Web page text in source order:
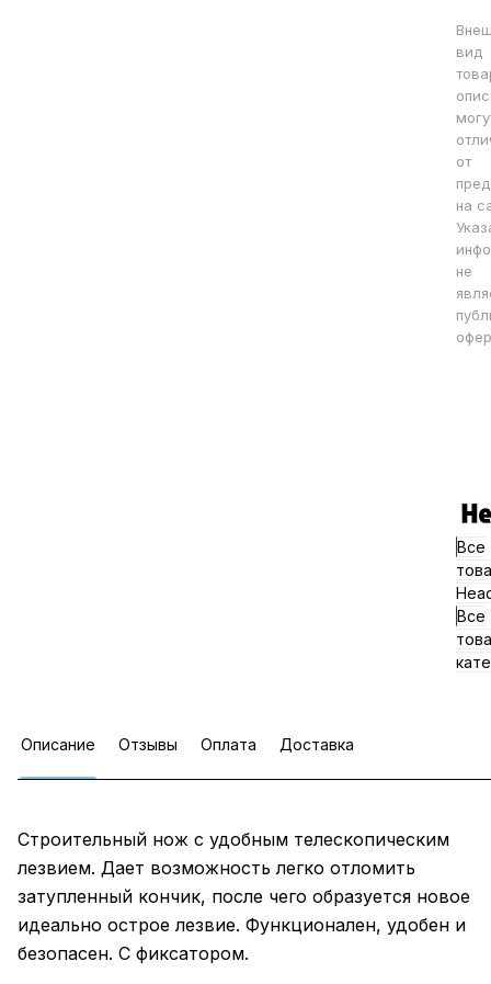
вид
от
на
не
Все
Все
Описание Отзывы Оплата Доставка
Строительный нож с удобным телескопическим
лезвием. Дает возможность легко отломить
затупленный кончик, после чего образуется новое
идеально острое лезвие. Функционален, удобен и
безопасен. С фиксатором.